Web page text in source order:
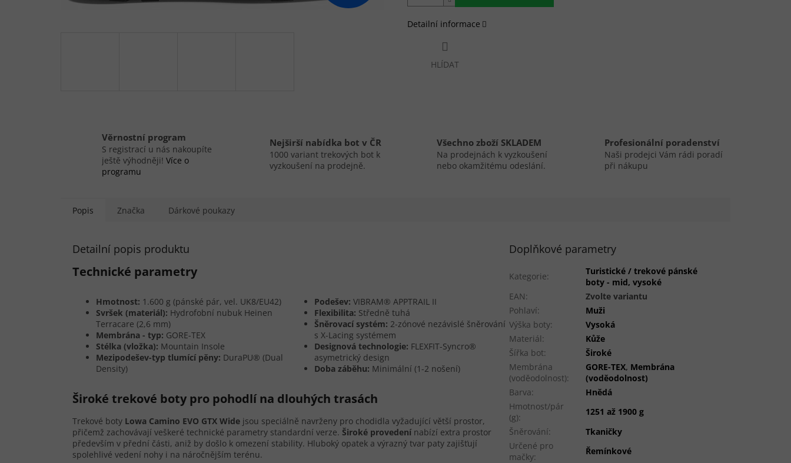
Detailní informace
HLÍDAT
Věrnostní program
S registrací u nás nakoupíte
ještě výhodněji! Více o
programu
Nejširší nabídka bot v ČR
1000 variant trekových bot k
vyzkoušení na prodejně.
Všechno zboží SKLADEM
Na prodejnách k vyzkoušení
nebo okamžitému odeslání.
Profesionální poradenství
Naši prodejci Vám rádi poradí
při nákupu
Popis Značka Dárkové poukazy
Detailní popis produktu
Technické parametry
Hmotnost: 1.600 g (pánské pár, vel. UK8/EU42)
Svršek (materiál): Hydrofobní nubuk Heinen
Terracare (2,6 mm)
Membrána - typ: GORE-TEX
Stélka (vložka): Mountain Insole
Mezipodešev-typ tlumící pěny: DuraPU® (Dual
Density)
Podešev: VIBRAM® APPTRAIL II
Flexibilita: Středně tuhá
Šněrovací systém: 2-zónové nezávislé šněrování
s X-Lacing systémem
Designová technologie: FLEXFIT-Syncro®
asymetrický design
Doba záběhu: Minimální (1-2 nošení)
Široké trekové boty pro pohodlí na dlouhých trasách
Trekové boty Lowa Camino EVO GTX Wide jsou speciálně navrženy pro chodidla vyžadující větší prostor,
přičemž zachovávají veškeré technické parametry standardní verze. Široké provedenínabízí extra prostor
především v přední části, aniž by došlo k omezení stability. Hluboký opatek a výrazný tvar paty zajišťují
spolehlivé vedení nohy i na náročnějším terénu.
Doplňkové parametry
Kategorie:
Turistické / trekové pánské
boty - mid, vysoké
EAN:
Zvolte variantu
Pohlaví:
Muži
Výška boty:
Vysoká
Materiál:
Kůže
Šířka bot:
Široké
Membrána
(voděodolnost):
GORE-TEX, Membrána
(voděodolnost)
Barva:
Hnědá
Hmotnost/pár
(g):
1251 až 1900 g
Šněrování:
Tkaničky
Určené pro
mačky:
Řemínkové